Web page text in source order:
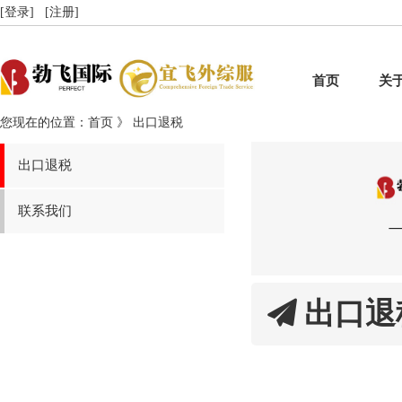
[登录] [注册]
首页 关
您现在的位置：首页 》 出口退税
出口退税
联系我们
出口退